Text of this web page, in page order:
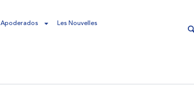
Apoderados Les Nouvelles